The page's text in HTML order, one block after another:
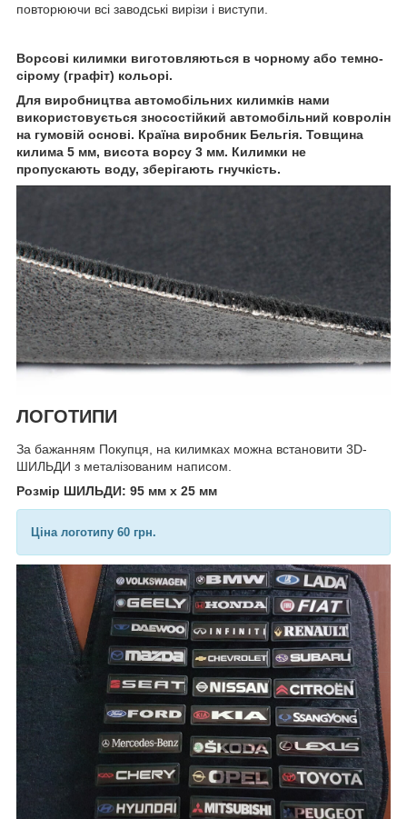
повторюючи всі заводські вирізи і виступи.
Ворсові килимки виготовляються в чорному або темно-
сірому (графіт) кольорі.
Для виробництва автомобільних килимків нами
використовується зносостійкий автомобільний ковролін
на гумовій основі. Країна виробник Бельгія. Товщина
килима 5 мм, висота ворсу 3 мм. Килимки не
пропускають воду, зберігають гнучкість.
ЛОГОТИПИ
За бажанням Покупця, на килимках можна встановити 3D-
ШИЛЬДИ з металізованим написом.
Розмір ШИЛЬДИ: 95 мм х 25 мм
Ціна логотипу 60 грн.